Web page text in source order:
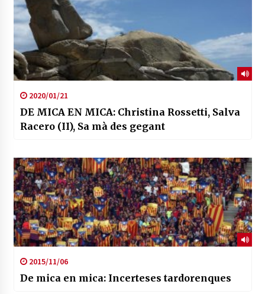
2020/01/21
DE MICA EN MICA: Christina Rossetti, Salva
Racero (II), Sa mà des gegant
2015/11/06
De mica en mica: Incerteses tardorenques